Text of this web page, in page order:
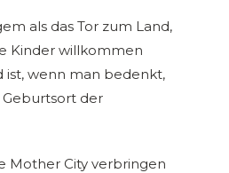
als das Tor zum Land,
Kinder willkommen
ist, wenn man bedenkt,
Geburtsort der
Mother City verbringen